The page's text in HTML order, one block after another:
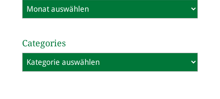
Archives
Categories
Categories